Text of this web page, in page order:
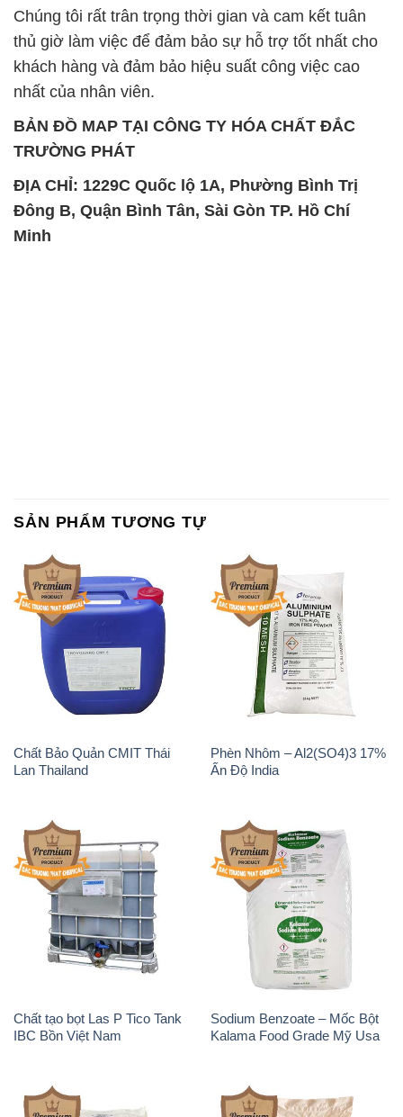
Chúng tôi rất trân trọng thời gian và cam kết tuân
thủ giờ làm việc để đảm bảo sự hỗ trợ tốt nhất cho
khách hàng và đảm bảo hiệu suất công việc cao
nhất của nhân viên.
BẢN ĐỒ MAP TẠI CÔNG TY HÓA CHẤT ĐẮC
TRƯỜNG PHÁT
ĐỊA CHỈ: 1229C Quốc lộ 1A, Phường Bình Trị
Đông B, Quận Bình Tân, Sài Gòn TP. Hồ Chí
Minh
SẢN PHẨM TƯƠNG TỰ
Chất Bảo Quản CMIT Thái
Lan Thailand
Phèn Nhôm – Al2(SO4)3 17%
Ấn Độ India
Chất tạo bọt Las P Tico Tank
IBC Bồn Việt Nam
Sodium Benzoate – Mốc Bột
Kalama Food Grade Mỹ Usa